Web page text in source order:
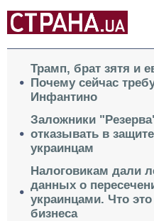
Трамп, брат зятя и
Почему сейчас
Инфантино
Заложники
отказывать в
украинцам
Налоговикам дали
данных о
украинцами. Что
бизнеса